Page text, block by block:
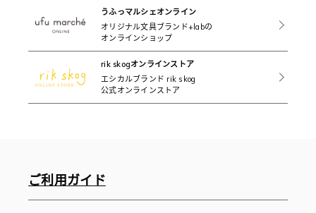
うふっマルシェオンライン
オリジナル文具ブランド+labの
オンラインショップ
rik skogオンラインストア
エシカルブランド rik skog
公式オンラインストア
ご利用ガイド